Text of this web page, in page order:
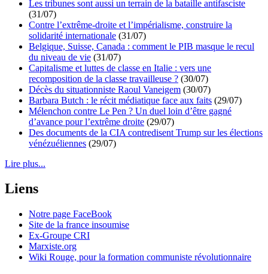
Les tribunes sont aussi un terrain de la bataille antifasciste
(31/07)
Contre l’extrême-droite et l’impérialisme, construire la
solidarité internationale (31/07)
Belgique, Suisse, Canada : comment le PIB masque le recul
du niveau de vie (31/07)
Capitalisme et luttes de classe en Italie : vers une
recomposition de la classe travailleuse ? (30/07)
Décès du situationniste Raoul Vaneigem (30/07)
Barbara Butch : le récit médiatique face aux faits (29/07)
Mélenchon contre Le Pen ? Un duel loin d’être gagné
d’avance pour l’extrême droite (29/07)
Des documents de la CIA contredisent Trump sur les élections
vénézuéliennes (29/07)
Lire plus...
Liens
Notre page FaceBook
Site de la france insoumise
Ex-Groupe CRI
Marxiste.org
Wiki Rouge, pour la formation communiste révolutionnaire